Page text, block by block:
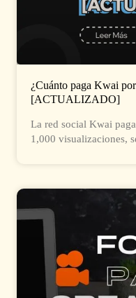
¿Cuánto paga Kwai
[ACTUALIZADO]
La red social Kwai
1,000 visualizaciones,